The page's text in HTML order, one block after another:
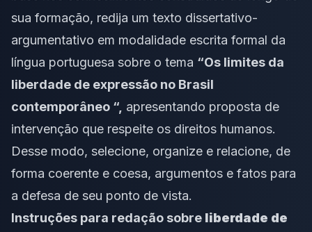
sua formação, redija um texto dissertativo-
argumentativo em modalidade escrita formal da
língua portuguesa sobre o tema “Os limites da
liberdade de expressão no Brasil
contemporâneo “, apresentando proposta de
intervenção que respeite os direitos humanos.
Desse modo, selecione, organize e relacione, de
forma coerente e coesa, argumentos e fatos para
a defesa de seu ponto de vista.
Instruções para redação sobre liberdade de